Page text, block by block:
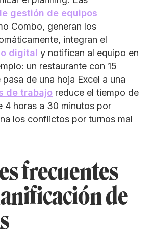
gestión de equipos
Combo, generan los
integran el
digital y notifican al equipo en
un restaurante con 15
de una hoja Excel a una
de trabajo reduce el tiempo de
4 horas a 30 minutos por
los conflictos por turnos mal
frecuentes
de